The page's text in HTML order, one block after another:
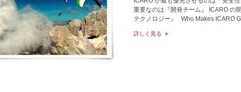
重要なのは『開発チーム』 ICARO の
テクノロジー』 Who Makes ICARO
詳しく見る